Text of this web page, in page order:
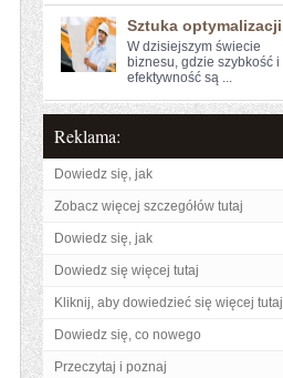
Sztuka optymalizacji
W‍ dzisiejszym świecie⁤
biznesu, ⁤gdzie szybkość i
efektywność są ...
Reklama:
Dowiedz się, jak
Zobacz więcej szczegółów tutaj
Dowiedz się, jak
Dowiedz się więcej tutaj
Kliknij, aby dowiedzieć się więcej tutaj
Dowiedz się, co nowego
Przeczytaj i poznaj